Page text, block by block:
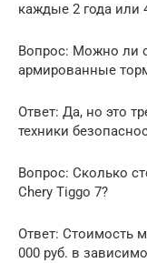
каждые 2 года или
Вопрос: Можно ли
армированные
Ответ: Да, но это
техники
Вопрос: Сколько
Chery Tiggo 7?
Ответ: Стоимость
000 руб. в